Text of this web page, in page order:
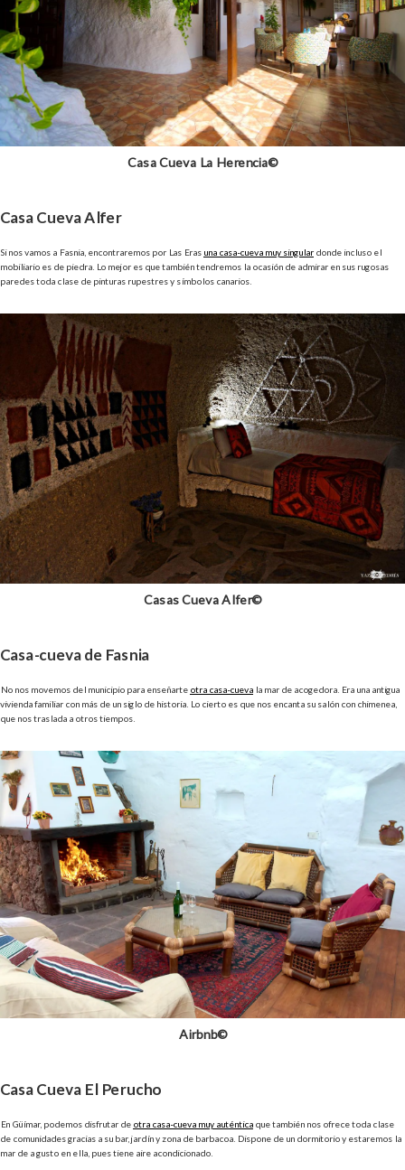
Casa Cueva La Herencia©
Casa Cueva Alfer
Si nos vamos a Fasnia, encontraremos por Las Eras una casa-cueva muy singular donde incluso el
mobiliario es de piedra. Lo mejor es que también tendremos la ocasión de admirar en sus rugosas
paredes toda clase de pinturas rupestres y símbolos canarios.
Casas Cueva Alfer©
Casa-cueva de Fasnia
No nos movemos del municipio para enseñarte otra casa-cueva la mar de acogedora. Era una antigua
vivienda familiar con más de un siglo de historia. Lo cierto es que nos encanta su salón con chimenea,
que nos traslada a otros tiempos.
Airbnb©
Casa Cueva El Perucho
En Güímar, podemos disfrutar de otra casa-cueva muy auténtica que también nos ofrece toda clase
de comunidades gracias a su bar, jardín y zona de barbacoa. Dispone de un dormitorio y estaremos la
mar de a gusto en ella, pues tiene aire acondicionado.